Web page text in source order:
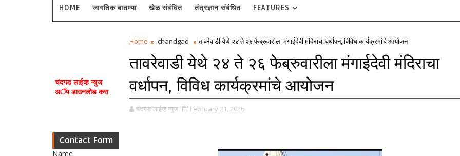
HOME जागतिक बातम्या खेळ संबंधित तंत्रज्ञान संबंधित FEATURES
चंदगड लाईव्ह न्युज
अॅप डाउनलोड करा
Contact Form
Name
Home chandgad तावरेवाडी येथे २४ ते २६ फेब्रुवारीला मंगाईदेवी मंदिराचा वर्धापन, विविध कार्यक्रमांचे आयोजन
तावरेवाडी येथे २४ ते २६ फेब्रुवारीला मंगाईदेवी मंदिराचा
वर्धापन, विविध कार्यक्रमांचे आयोजन
चंदगड लाईव्ह न्युज February 21, 2026